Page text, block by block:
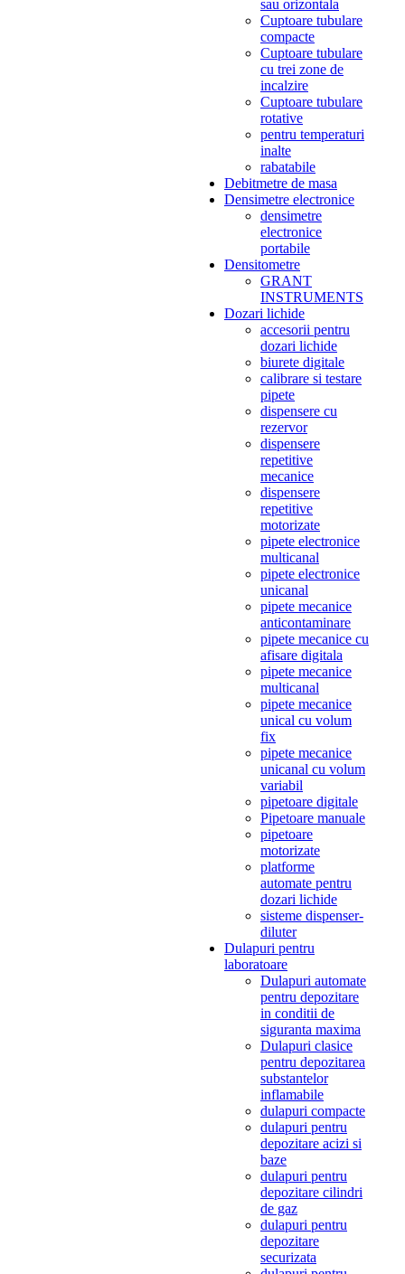
sau orizontala
Cuptoare tubulare
compacte
Cuptoare tubulare
cu trei zone de
incalzire
Cuptoare tubulare
rotative
pentru temperaturi
inalte
rabatabile
Debitmetre de masa
Densimetre electronice
densimetre
electronice
portabile
Densitometre
GRANT
INSTRUMENTS
Dozari lichide
accesorii pentru
dozari lichide
biurete digitale
calibrare si testare
pipete
dispensere cu
rezervor
dispensere
repetitive
mecanice
dispensere
repetitive
motorizate
pipete electronice
multicanal
pipete electronice
unicanal
pipete mecanice
anticontaminare
pipete mecanice cu
afisare digitala
pipete mecanice
multicanal
pipete mecanice
unical cu volum
fix
pipete mecanice
unicanal cu volum
variabil
pipetoare digitale
Pipetoare manuale
pipetoare
motorizate
platforme
automate pentru
dozari lichide
sisteme dispenser-
diluter
Dulapuri pentru
laboratoare
Dulapuri automate
pentru depozitare
in conditii de
siguranta maxima
Dulapuri clasice
pentru depozitarea
substantelor
inflamabile
dulapuri compacte
dulapuri pentru
depozitare acizi si
baze
dulapuri pentru
depozitare cilindri
de gaz
dulapuri pentru
depozitare
securizata